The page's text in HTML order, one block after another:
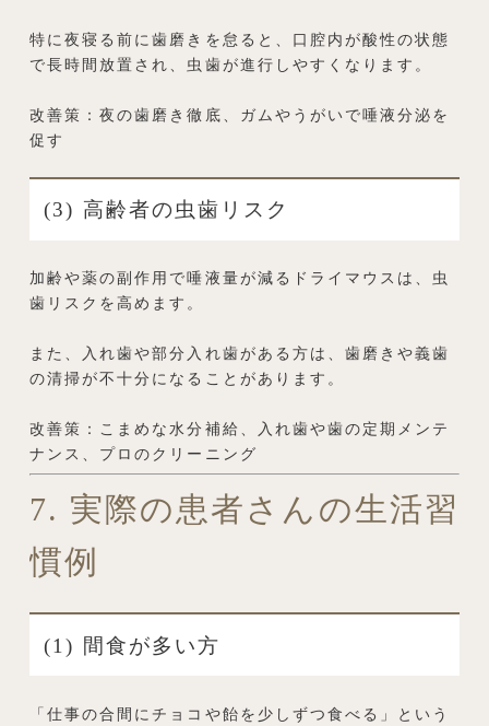
特に夜寝る前に歯磨きを怠ると、口腔内が酸性の状態
で長時間放置され、虫歯が進行しやすくなります。
改善策：夜の歯磨き徹底、ガムやうがいで唾液分泌を
促す
(3) 高齢者の虫歯リスク
加齢や薬の副作用で唾液量が減るドライマウスは、虫
歯リスクを高めます。
また、入れ歯や部分入れ歯がある方は、歯磨きや義歯
の清掃が不十分になることがあります。
改善策：こまめな水分補給、入れ歯や歯の定期メンテ
ナンス、プロのクリーニング
7. 実際の患者さんの生活習
慣例
(1) 間食が多い方
「仕事の合間にチョコや飴を少しずつ食べる」という